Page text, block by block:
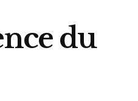
du